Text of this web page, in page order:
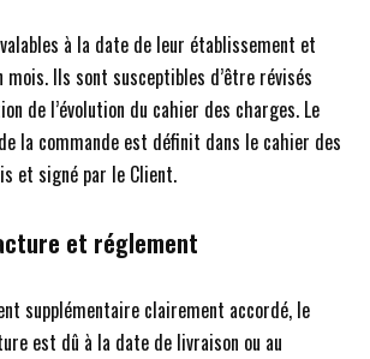
à la date de leur établissement et
mois. Ils sont susceptibles d’être révisés
de l’évolution du cahier des charges. Le
la commande est définit dans le cahier des
et signé par le Client.
et réglement
supplémentaire clairement accordé, le
est dû à la date de livraison ou au